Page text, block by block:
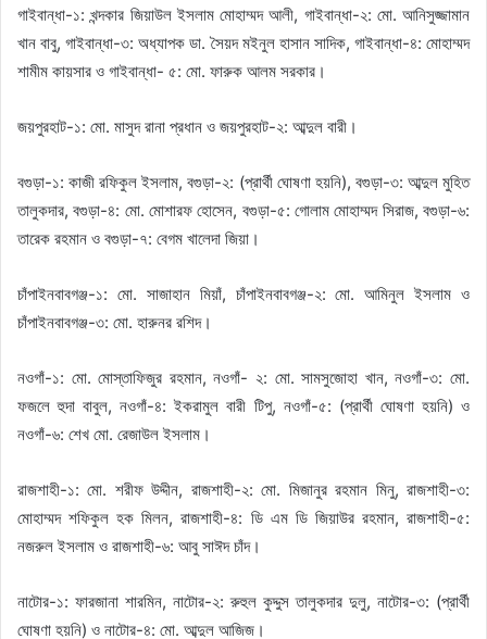
গাইবান্ধা-১: খন্দকার জিয়াউল ইসলাম মোহাম্মদ আলী, গাইবান্ধা-২: মো. আনিসুজ্জামান
খান বাবু, গাইবান্ধা-৩: অধ্যাপক ডা. সৈয়দ মইনুল হাসান সাদিক, গাইবান্ধা-৪: মোহাম্মদ
শামীম কায়সার ও গাইবান্ধা- ৫: মো. ফারুক আলম সরকার।
জয়পুরহাট-১: মো. মাসুদ রানা প্রধান ও জয়পুরহাট-২: আব্দুল বারী।
বগুড়া-১: কাজী রফিকুল ইসলাম, বগুড়া-২: (প্রার্থী ঘোষণা হয়নি), বগুড়া-৩: আব্দুল মুহিত
তালুকদার, বগুড়া-৪: মো. মোশারফ হোসেন, বগুড়া-৫: গোলাম মোহাম্মদ সিরাজ, বগুড়া-৬:
তারেক রহমান ও বগুড়া-৭: বেগম খালেদা জিয়া।
চাঁপাইনবাবগঞ্জ-১: মো. সাজাহান মিয়াঁ, চাঁপাইনবাবগঞ্জ-২: মো. আমিনুল ইসলাম ও
চাঁপাইনবাবগঞ্জ-৩: মো. হারুনর রশিদ।
নওগাঁ-১: মো. মোস্তাফিজুর রহমান, নওগাঁ- ২: মো. সামসুজোহা খান, নওগাঁ-৩: মো.
ফজলে হুদা বাবুল, নওগাঁ-৪: ইকরামুল বারী টিপু, নওগাঁ-৫: (প্রার্থী ঘোষণা হয়নি) ও
নওগাঁ-৬: শেখ মো. রেজাউল ইসলাম।
রাজশাহী-১: মো. শরীফ উদ্দীন, রাজশাহী-২: মো. মিজানুর রহমান মিনু, রাজশাহী-৩:
মোহাম্মদ শফিকুল হক মিলন, রাজশাহী-৪: ডি এম ডি জিয়াউর রহমান, রাজশাহী-৫:
নজরুল ইসলাম ও রাজশাহী-৬: আবু সাঈদ চাঁদ।
নাটোর-১: ফারজানা শারমিন, নাটোর-২: রুহুল কুদ্দুস তালুকদার দুলু, নাটোর-৩: (প্রার্থী
ঘোষণা হয়নি) ও নাটোর-৪: মো. আব্দুল আজিজ।